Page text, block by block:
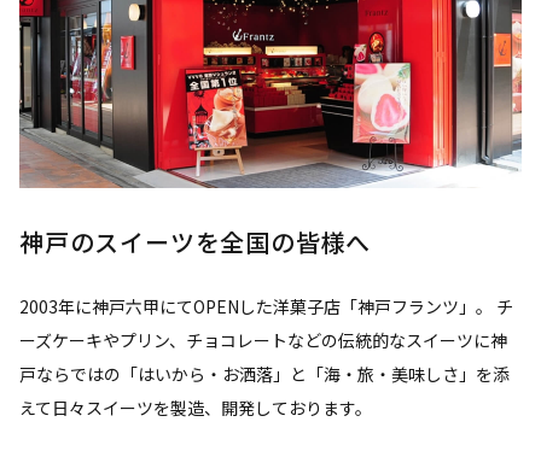
神戸のスイーツを全国の皆様へ
2003年に神戸六甲にてOPENした洋菓子店「神戸フランツ」。 チ
ーズケーキやプリン、チョコレートなどの伝統的なスイーツに神
戸ならではの「はいから・お洒落」と「海・旅・美味しさ」を添
えて日々スイーツを製造、開発しております。